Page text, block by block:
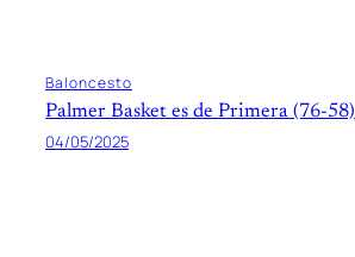
Baloncesto
Palmer Basket es de Primera (76-58)
04/05/2025